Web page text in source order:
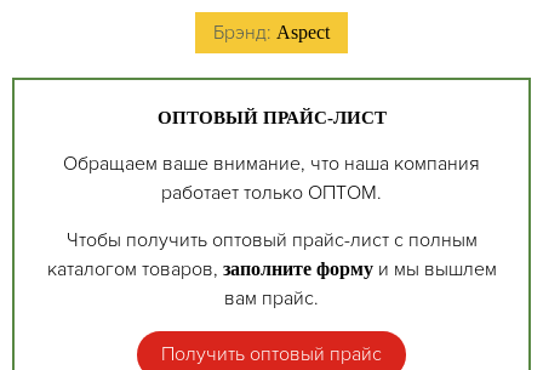
Брэнд: Aspect
ОПТОВЫЙ ПРАЙС-ЛИСТ
Обращаем ваше внимание, что наша компания
работает только ОПТОМ.
Чтобы получить оптовый прайс-лист с полным
каталогом товаров, заполните формуи мы вышлем
вам прайс.
Получить оптовый прайс